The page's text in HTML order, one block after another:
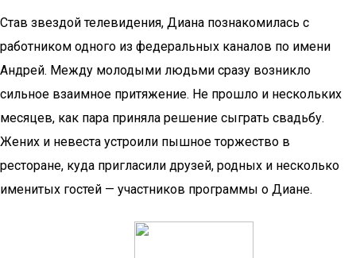
Став звездой телевидения, Диана познакомилась с
работником одного из федеральных каналов по имени
Андрей. Между молодыми людьми сразу возникло
сильное взаимное притяжение. Не прошло и нескольких
месяцев, как пара приняла решение сыграть свадьбу.
Жених и невеста устроили пышное торжество в
ресторане, куда пригласили друзей, родных и несколько
именитых гостей — участников программы о Диане.